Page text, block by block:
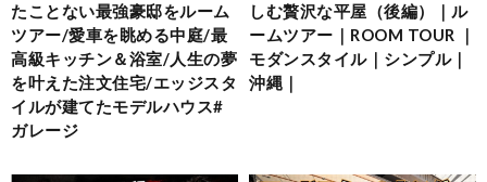
たことない最強豪邸をルーム
ツアー/愛車を眺める中庭/最
高級キッチン＆浴室/人生の夢
を叶えた注文住宅/エッジスタ
イルが建てたモデルハウス#
ガレージ
しむ贅沢な平屋（後編）｜ル
ームツアー｜ROOM TOUR ｜
モダンスタイル｜シンプル｜
沖縄｜